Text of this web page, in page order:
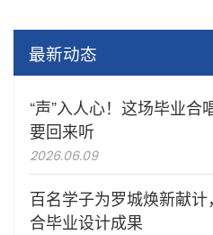
最新动态
“声”入人心！这场毕业合
要回来听
2026.06.09
百名学子为罗城焕新献
合毕业设计成果